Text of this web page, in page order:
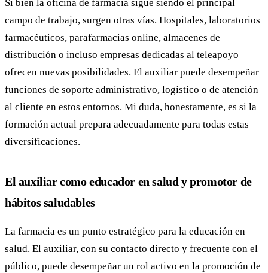
Si bien la oficina de farmacia sigue siendo el principal
campo de trabajo, surgen otras vías. Hospitales, laboratorios
farmacéuticos, parafarmacias online, almacenes de
distribución o incluso empresas dedicadas al teleapoyo
ofrecen nuevas posibilidades. El auxiliar puede desempeñar
funciones de soporte administrativo, logístico o de atención
al cliente en estos entornos. Mi duda, honestamente, es si la
formación actual prepara adecuadamente para todas estas
diversificaciones.
El auxiliar como educador en salud y promotor de
hábitos saludables
La farmacia es un punto estratégico para la educación en
salud. El auxiliar, con su contacto directo y frecuente con el
público, puede desempeñar un rol activo en la promoción de